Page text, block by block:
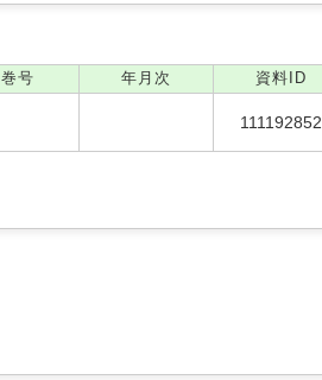
巻号 年月次 資料ID
111192852